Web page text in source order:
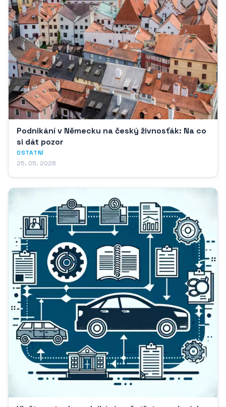
Podnikání v Německu na český živnosťák: Na co
si dát pozor
OSTATNÍ
25. 05. 2026